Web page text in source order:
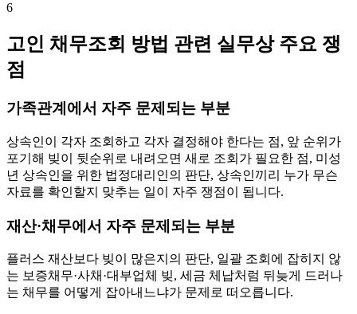
6
고인 채무조회 방법 관련 실무상 주요 쟁
점
가족관계에서 자주 문제되는 부분
상속인이 각자 조회하고 각자 결정해야 한다는 점, 앞 순위가
포기해 빚이 뒷순위로 내려오면 새로 조회가 필요한 점, 미성
년 상속인을 위한 법정대리인의 판단, 상속인끼리 누가 무슨
자료를 확인할지 맞추는 일이 자주 쟁점이 됩니다.
재산·채무에서 자주 문제되는 부분
플러스 재산보다 빚이 많은지의 판단, 일괄 조회에 잡히지 않
는 보증채무·사채·대부업체 빚, 세금 체납처럼 뒤늦게 드러나
는 채무를 어떻게 잡아내느냐가 문제로 떠오릅니다.